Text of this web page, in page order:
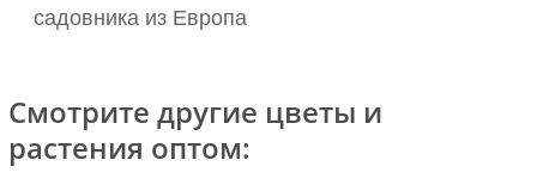
садовника из Европа
Смотрите другие цветы и
растения оптом: